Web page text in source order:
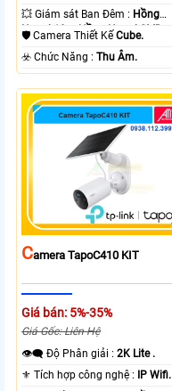
💥 Giám sát Ban Đêm : Hồng
Ngoại 10m Hồng Ngoại SMD.
🛡 Camera Thiết KếCube.
️☣️ Chức Năng :Thu Âm.
CAmera TapoC410 KIT
Giá bán: 5%-35%
Giá Gốc: Liên Hệ
👁️‍🗨 Độ Phân giải :2K Lite .
⚜️ Tích hợp công nghệ : IP Wifi.